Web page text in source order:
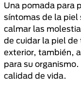
Una pomada para
síntomas de la piel
calmar las
de cuidar la piel de
exterior, también,
para su
calidad de vida.